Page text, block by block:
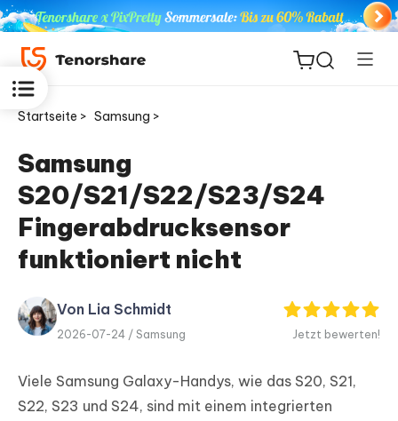
ReiBoot
PDNob
Editor
Startseite > Samsung >
Samsung
S20/S21/S22/S23/S24
Fingerabdrucksensor
funktioniert nicht
Von Lia Schmidt
2026-07-24 / Samsung Jetzt bewerten!
Viele Samsung Galaxy-Handys, wie das S20, S21,
S22, S23 und S24, sind mit einem integrierten